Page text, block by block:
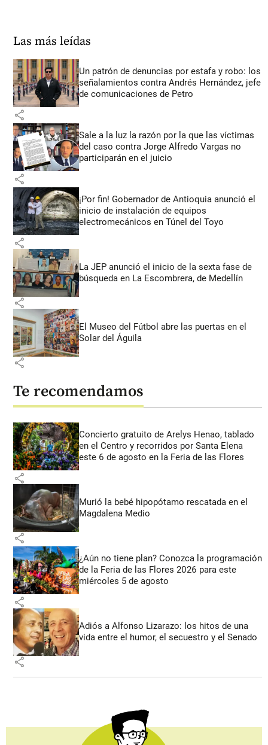
Las más leídas
Un patrón de denuncias por estafa y robo: los
señalamientos contra Andrés Hernández, jefe
de comunicaciones de Petro
share
Sale a la luz la razón por la que las víctimas
del caso contra Jorge Alfredo Vargas no
participarán en el juicio
share
¡Por fin! Gobernador de Antioquia anunció el
inicio de instalación de equipos
electromecánicos en Túnel del Toyo
share
La JEP anunció el inicio de la sexta fase de
búsqueda en La Escombrera, de Medellín
share
El Museo del Fútbol abre las puertas en el
Solar del Águila
share
Te recomendamos
Concierto gratuito de Arelys Henao, tablado
en el Centro y recorridos por Santa Elena
este 6 de agosto en la Feria de las Flores
share
Murió la bebé hipopótamo rescatada en el
Magdalena Medio
share
¿Aún no tiene plan? Conozca la programación
de la Feria de las Flores 2026 para este
miércoles 5 de agosto
share
Adiós a Alfonso Lizarazo: los hitos de una
vida entre el humor, el secuestro y el Senado
share